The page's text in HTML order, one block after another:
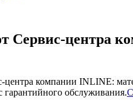
Сервис-центра
компании INLINE:
гарантийного обслуживания.